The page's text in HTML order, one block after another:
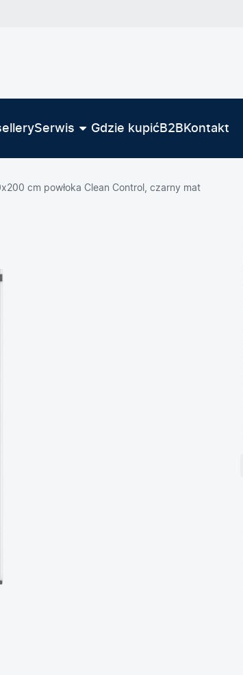
Serwis Gdzie kupićB2B Kontakt
cm powłoka Clean Control, czarny mat